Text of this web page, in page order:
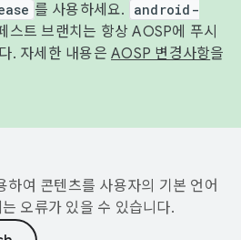
를 사용하세요.
android-
스트 브랜치는 항상 AOSP에 푸시
. 자세한 내용은 AOSP 변경사항을
여 콘텐츠를 사용자의 기본 언어
오류가 있을 수 있습니다.